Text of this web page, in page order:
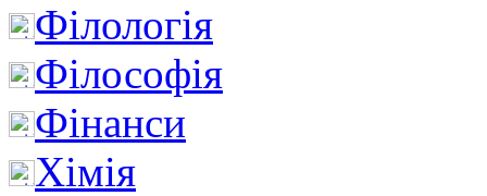
Філологія
Філософія
Фінанси
Хімія